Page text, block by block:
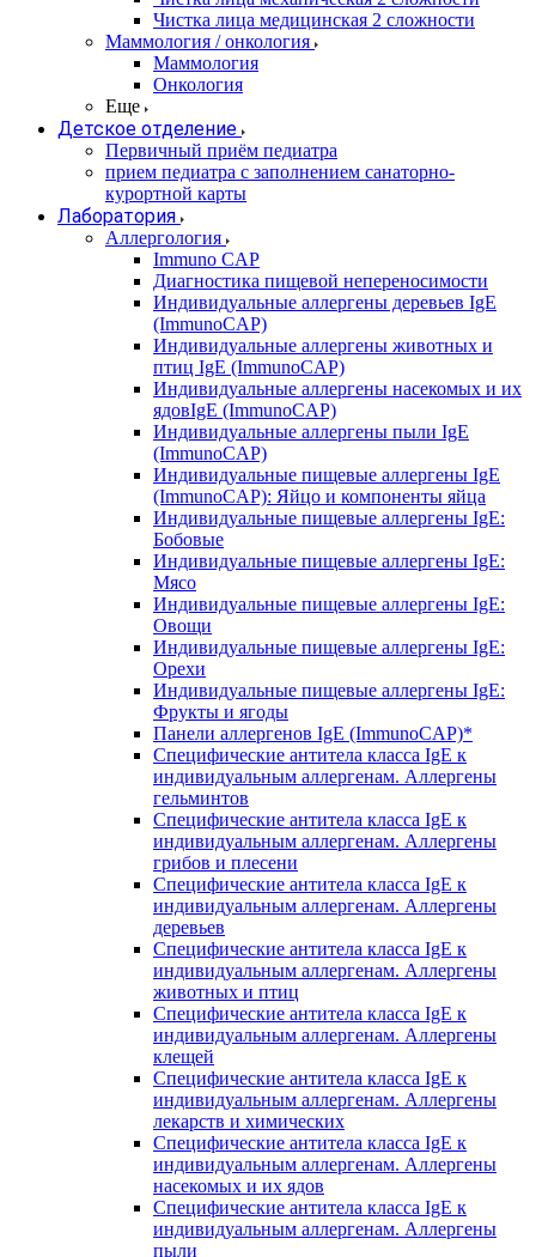
Чистка лица медицинская 2 сложности
Маммология / онкология
Маммология
Онкология
Еще
Детское отделение
Первичный приём педиатра
прием педиатра с заполнением санаторно-
курортной карты
Лаборатория
Аллергология
Immuno CAP
Диагностика пищевой непереносимости
Индивидуальные аллергены деревьев IgE
(ImmunoCAP)
Индивидуальные аллергены животных и
птиц IgE (ImmunoCAP)
Индивидуальные аллергены насекомых и их
ядовIgE (ImmunoCAP)
Индивидуальные аллергены пыли IgE
(ImmunoCAP)
Индивидуальные пищевые аллергены IgE
(ImmunoCAP): Яйцо и компоненты яйца
Индивидуальные пищевые аллергены IgE:
Бобовые
Индивидуальные пищевые аллергены IgE:
Мясо
Индивидуальные пищевые аллергены IgE:
Овощи
Индивидуальные пищевые аллергены IgE:
Орехи
Индивидуальные пищевые аллергены IgE:
Фрукты и ягоды
Панели аллергенов IgE (ImmunoCAP)*
Специфические антитела класса IgE к
индивидуальным аллергенам. Аллергены
гельминтов
Специфические антитела класса IgE к
индивидуальным аллергенам. Аллергены
грибов и плесени
Специфические антитела класса IgE к
индивидуальным аллергенам. Аллергены
деревьев
Специфические антитела класса IgE к
индивидуальным аллергенам. Аллергены
животных и птиц
Специфические антитела класса IgE к
индивидуальным аллергенам. Аллергены
клещей
Специфические антитела класса IgE к
индивидуальным аллергенам. Аллергены
лекарств и химических
Специфические антитела класса IgE к
индивидуальным аллергенам. Аллергены
насекомых и их ядов
Специфические антитела класса IgE к
индивидуальным аллергенам. Аллергены
пыли